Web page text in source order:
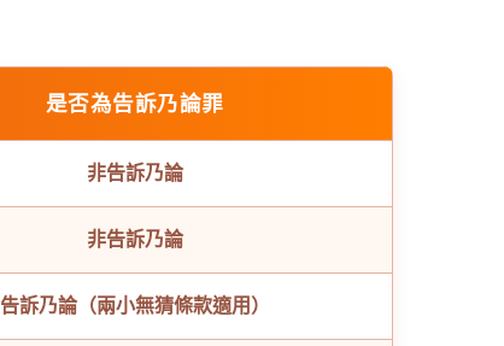
是否為告訴乃論罪
非告訴乃論
非告訴乃論
告訴乃論（兩小無猜條款適用）